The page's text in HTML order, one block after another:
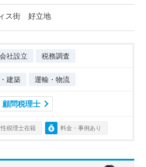
ス街 好立地
会社設立 税務調査
建築 運輸・物流
顧問税理士
税理士在籍 料金・事例あり